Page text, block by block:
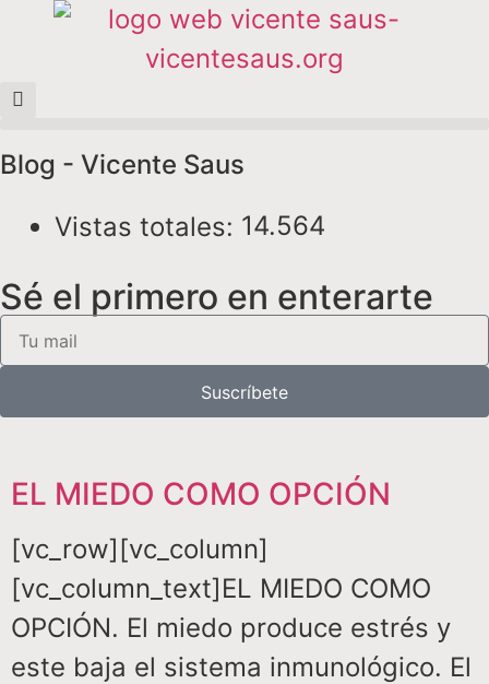
Blog - Vicente Saus
Vistas totales: 14.564
Sé el primero en enterarte
Suscríbete
EL MIEDO COMO OPCIÓN
[vc_row][vc_column]
[vc_column_text]EL MIEDO COMO
OPCIÓN. El miedo produce estrés y
este baja el sistema inmunológico. El